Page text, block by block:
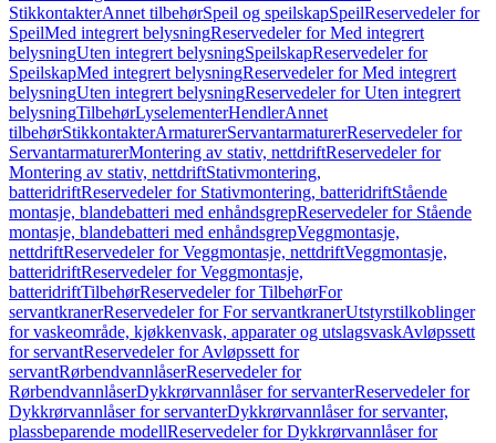
StikkontakterAnnet tilbehørSpeil og speilskapSpeilReservedeler for
SpeilMed integrert belysningReservedeler for Med integrert
belysningUten integrert belysningSpeilskapReservedeler for
SpeilskapMed integrert belysningReservedeler for Med integrert
belysningUten integrert belysningReservedeler for Uten integrert
belysningTilbehørLyselementerHendlerAnnet
tilbehørStikkontakterArmaturerServantarmaturerReservedeler for
ServantarmaturerMontering av stativ, nettdriftReservedeler for
Montering av stativ, nettdriftStativmontering,
batteridriftReservedeler for Stativmontering, batteridriftStående
montasje, blandebatteri med enhåndsgrepReservedeler for Stående
montasje, blandebatteri med enhåndsgrepVeggmontasje,
nettdriftReservedeler for Veggmontasje, nettdriftVeggmontasje,
batteridriftReservedeler for Veggmontasje,
batteridriftTilbehørReservedeler for TilbehørFor
servantkranerReservedeler for For servantkranerUtstyrstilkoblinger
for vaskeområde, kjøkkenvask, apparater og utslagsvaskAvløpssett
for servantReservedeler for Avløpssett for
servantRørbendvannlåserReservedeler for
RørbendvannlåserDykkrørvannlåser for servanterReservedeler for
Dykkrørvannlåser for servanterDykkrørvannlåser for servanter,
plassbeparende modellReservedeler for Dykkrørvannlåser for